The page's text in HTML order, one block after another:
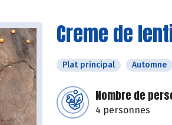
Creme de
Plat principal Automne
Nombre de
4 personnes